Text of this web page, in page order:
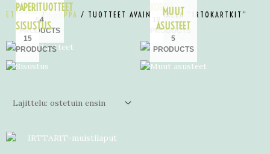
ETUSIVU / KAUPPA / TUOTTEET AVAINSANALLA “IRTOKARTKIT”
PAPERITUOTTEET
54
PRODUCTS
KORUT
18
PRODUCTS
SISUSTUS
15
PRODUCTS
MUUT
ASUSTEET
5
PRODUCTS